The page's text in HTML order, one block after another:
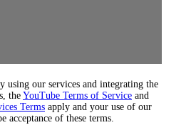
using our services and integrating the
the YouTube Terms of Service and
Terms apply and your use of our
acceptance of these terms.